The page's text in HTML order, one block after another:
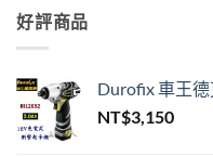
好評商品
Durofix 車王
NT$3,150